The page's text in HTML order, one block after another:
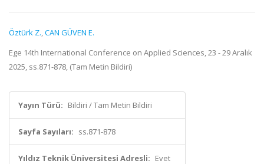
Öztürk Z.,CAN GÜVEN E.
Ege 14th International Conference on Applied Sciences, 23 - 29 Aralık
2025, ss.871-878, (Tam Metin Bildiri)
Yayın Türü: Bildiri / Tam Metin Bildiri
Sayfa Sayıları: ss.871-878
Yıldız Teknik Üniversitesi Adresli: Evet